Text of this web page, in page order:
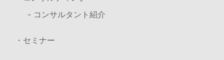
- コンサルタント紹介
・セミナー